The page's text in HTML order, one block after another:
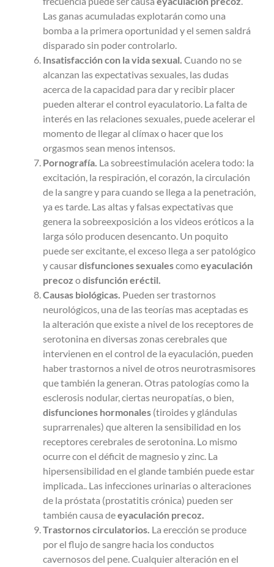
Las ganas acumuladas explotarán como una
bomba a la primera oportunidad y el semen saldrá
disparado sin poder controlarlo.
Insatisfacción con la vida sexual. Cuando no se
alcanzan las expectativas sexuales, las dudas
acerca de la capacidad para dar y recibir placer
pueden alterar el control eyaculatorio. La falta de
interés en las relaciones sexuales, puede acelerar el
momento de llegar al clímax o hacer que los
orgasmos sean menos intensos.
Pornografía. La sobreestimulación acelera todo: la
excitación, la respiración, el corazón, la circulación
de la sangre y para cuando se llega a la penetración,
ya es tarde. Las altas y falsas expectativas que
genera la sobreexposición a los videos eróticos a la
larga sólo producen desencanto. Un poquito
puede ser excitante, el exceso llega a ser patológico
y causardisfunciones sexualescomoeyaculación
precoz odisfunción eréctil.
Causas biológicas. Pueden ser trastornos
neurológicos, una de las teorías mas aceptadas es
la alteración que existe a nivel de los receptores de
serotonina en diversas zonas cerebrales que
intervienen en el control de la eyaculación, pueden
haber trastornos a nivel de otros neurotrasmisores
que también la generan. Otras patologías como la
esclerosis nodular, ciertas neuropatías, o bien,
disfunciones hormonales (tiroides y glándulas
suprarrenales) que alteren la sensibilidad en los
receptores cerebrales de serotonina. Lo mismo
ocurre con el déficit de magnesio y zinc. La
hipersensibilidad en el glande también puede estar
implicada.. Las infecciones urinarias o alteraciones
de la próstata (prostatitis crónica) pueden ser
también causa deeyaculación precoz.
Trastornos circulatorios. La erección se produce
por el flujo de sangre hacia los conductos
cavernosos del pene. Cualquier alteración en el